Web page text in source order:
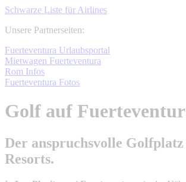
Schwarze Liste für Airlines
Unsere Partnerseiten:
Fuerteventura Urlaubsportal
Mietwagen Fuerteventura
Rom Infos
Fuerteventura Fotos
Golf auf
Der anspruchsvolle Golfplatz
Resorts.